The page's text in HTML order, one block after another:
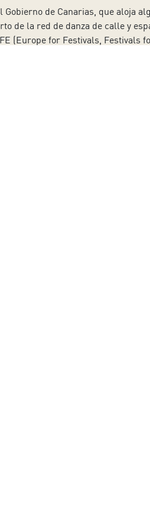
de Canarias, que aloja
de la red de danza de calle y
(Europe for Festivals,